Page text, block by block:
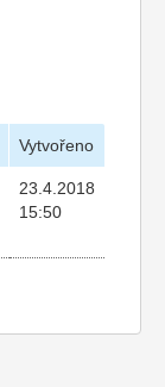
Vytvořeno
23.4.2018
15:50